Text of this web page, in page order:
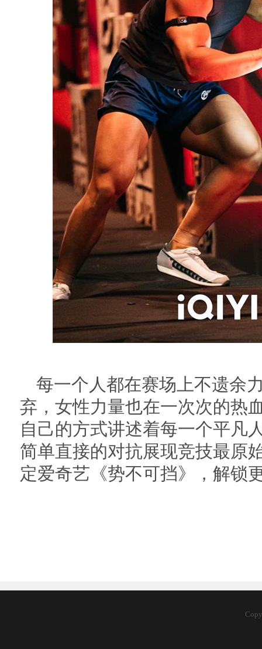
每一个人都在赛场上不遗余
弃，女性力量也在一次次的热
自己的方式讲述着每一个平凡
简单直接的对抗展现竞技最原
定爱奇艺《势不可挡》，解锁